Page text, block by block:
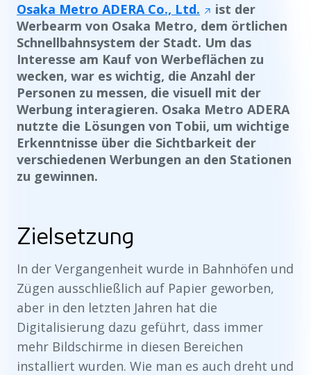
Osaka Metro ADERA Co., Ltd.
ist der
Werbearm von Osaka Metro, dem örtlichen
Schnellbahnsystem der Stadt. Um das
Interesse am Kauf von Werbeflächen zu
wecken, war es wichtig, die Anzahl der
Personen zu messen, die visuell mit der
Werbung interagieren. Osaka Metro ADERA
nutzte die Lösungen von Tobii, um wichtige
Erkenntnisse über die Sichtbarkeit der
verschiedenen Werbungen an den Stationen
zu gewinnen.
Zielsetzung
In der Vergangenheit wurde in Bahnhöfen und
Zügen ausschließlich auf Papier geworben,
aber in den letzten Jahren hat die
Digitalisierung dazu geführt, dass immer
mehr Bildschirme in diesen Bereichen
installiert wurden. Wie man es auch dreht und